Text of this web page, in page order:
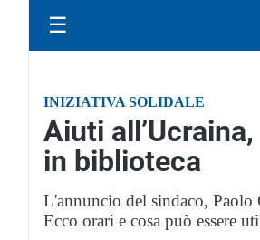
☰
INIZIATIVA SOLIDALE
Aiuti
in biblioteca
L'annuncio del sindaco, Paolo
Ecco orari e cosa può essere